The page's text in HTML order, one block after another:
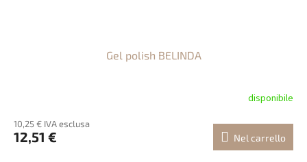
Gel polish BELINDA
disponibile
10,25 € IVA esclusa
12,51 € Nel carrello